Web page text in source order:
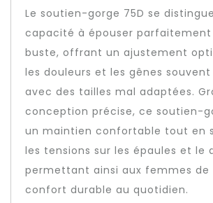
Le soutien-gorge 75D se
capacité à épouser
buste, offrant un ajustement
les douleurs et les gênes
avec des tailles mal adaptées.
conception précise, ce soutien-
un maintien confortable tout en
les tensions sur les épaules et le
permettant ainsi aux femmes de
confort durable au quotidien.